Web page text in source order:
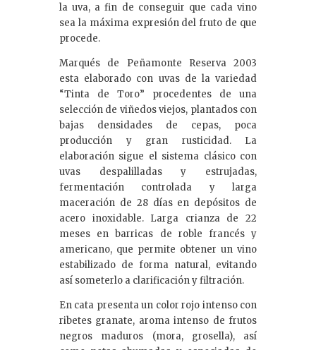
la uva, a fin de conseguir que cada vino
sea la máxima expresión del fruto de que
procede.
Marqués de Peñamonte Reserva 2003
esta elaborado con uvas de la variedad
“Tinta de Toro” procedentes de una
selección de viñedos viejos, plantados con
bajas densidades de cepas, poca
producción y gran rusticidad. La
elaboración sigue el sistema clásico con
uvas despalilladas y estrujadas,
fermentación controlada y larga
maceración de 28 días en depósitos de
acero inoxidable. Larga crianza de 22
meses en barricas de roble francés y
americano, que permite obtener un vino
estabilizado de forma natural, evitando
así someterlo a clarificación y filtración.
En cata presenta un color rojo intenso con
ribetes granate, aroma intenso de frutos
negros maduros (mora, grosella), así